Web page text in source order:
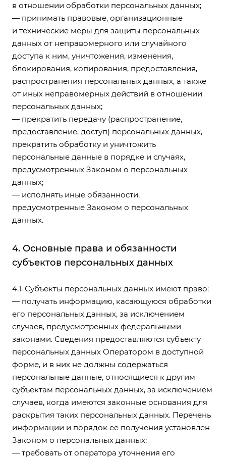
в отношении обработки персональных данных;
— принимать правовые, организационные
и технические меры для защиты персональных
данных от неправомерного или случайного
доступа к ним, уничтожения, изменения,
блокирования, копирования, предоставления,
распространения персональных данных, а также
от иных неправомерных действий в отношении
персональных данных;
— прекратить передачу (распространение,
предоставление, доступ) персональных данных,
прекратить обработку и уничтожить
персональные данные в порядке и случаях,
предусмотренных Законом о персональных
данных;
— исполнять иные обязанности,
предусмотренные Законом о персональных
данных.
4. Основные права и обязанности
субъектов персональных данных
4.1. Субъекты персональных данных имеют право:
— получать информацию, касающуюся обработки
его персональных данных, за исключением
случаев, предусмотренных федеральными
законами. Сведения предоставляются субъекту
персональных данных Оператором в доступной
форме, и в них не должны содержаться
персональные данные, относящиеся к другим
субъектам персональных данных, за исключением
случаев, когда имеются законные основания для
раскрытия таких персональных данных. Перечень
информации и порядок ее получения установлен
Законом о персональных данных;
— требовать от оператора уточнения его